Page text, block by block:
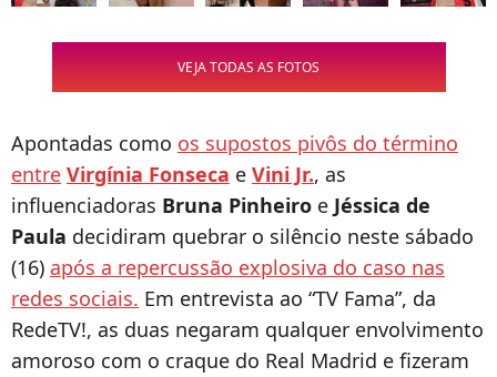
VEJA TODAS AS FOTOS
Apontadas como os supostos pivôs do término
entre Virgínia Fonseca e Vini Jr., as
influenciadoras Bruna Pinheiro e Jéssica de
Paula decidiram quebrar o silêncio neste sábado
(16) após a repercussão explosiva do caso nas
redes sociais. Em entrevista ao “TV Fama”, da
RedeTV!, as duas negaram qualquer envolvimento
amoroso com o craque do Real Madrid e fizeram